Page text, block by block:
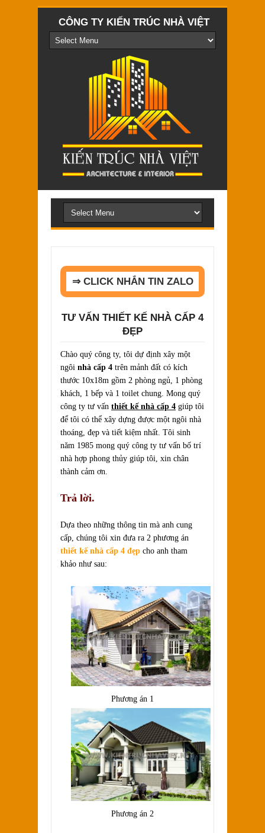
CÔNG TY KIẾN TRÚC NHÀ VIỆT
⇒ CLICK NHẮN TIN ZALO
TƯ VẤN THIẾT KẾ NHÀ CẤP 4
ĐẸP
Chào quý công ty, tôi dự định xây một
ngôi nhà cấp 4 trên mảnh đất có kích
thước 10x18m gồm 2 phòng ngủ, 1 phòng
khách, 1 bếp và 1 toilet chung. Mong quý
công ty tư vấn thiết kế nhà cấp 4 giúp tôi
để tôi có thể xây dựng được một ngôi nhà
thoáng, đẹp và tiết kiệm nhất. Tôi sinh
năm 1985 mong quý công ty tư vấn bố trí
nhà hợp phong thủy giúp tôi, xin chân
thành cảm ơn.
Trả lời.
Dựa theo những thông tin mà anh cung
cấp, chúng tôi xin đưa ra 2 phương án
thiết kế nhà cấp 4 đẹp cho anh tham
khảo như sau:
Phương án 1
Phương án 2